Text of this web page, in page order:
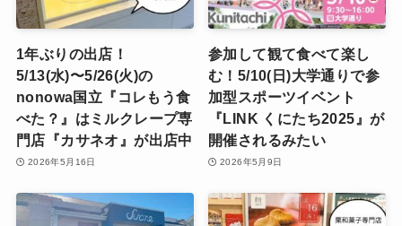
1年ぶりの出店！
5/13(水)〜5/26(火)の
nonowa国立『コレもう食
べた？』はミルクレープ専
門店『カサネオ』が出店中
2026年5月16日
参加して観て食べて楽し
む！5/10(日)大学通りで参
加型スポーツイベント
『LINK くにたち2025』が
開催されるみたい
2026年5月9日